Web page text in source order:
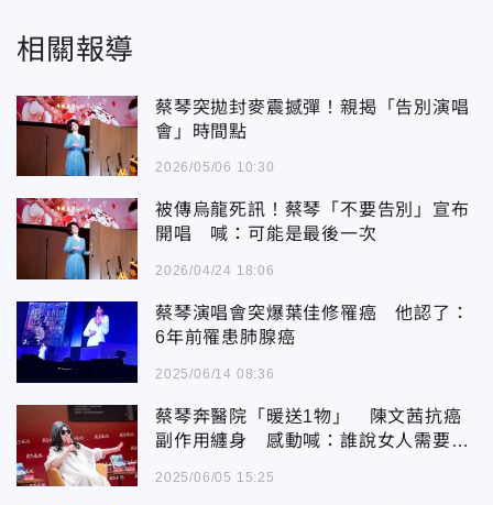
相關報導
蔡琴突拋封麥震撼彈！親揭「告別演唱
會」時間點
2026/05/06 10:30
被傳烏龍死訊！蔡琴「不要告別」宣布
開唱 喊：可能是最後一次
2026/04/24 18:06
蔡琴演唱會突爆葉佳修罹癌 他認了：
6年前罹患肺腺癌
2025/06/14 08:36
蔡琴奔醫院「暖送1物」 陳文茜抗癌
副作用纏身 感動喊：誰說女人需要愛
2025/06/05 15:25